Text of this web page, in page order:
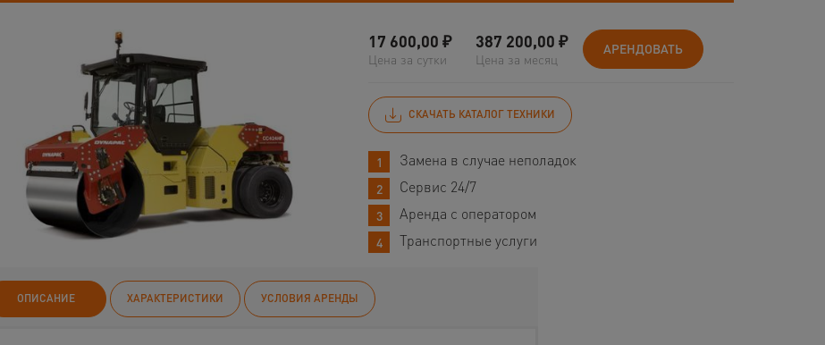
17 600,00 ₽
Цена за сутки
387 200,00 ₽
Цена за месяц
АРЕНДОВАТЬ
СКАЧАТЬ КАТАЛОГ ТЕХНИКИ
Замена в случае неполадок
Сервис 24/7
Аренда с оператором
Транспортные услуги
ОПИСАНИЕ ХАРАКТЕРИСТИКИ УСЛОВИЯ АРЕНДЫ